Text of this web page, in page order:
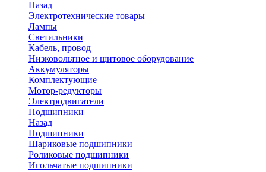
Назад
Электротехнические товары
Лампы
Светильники
Кабель, провод
Низковольтное и щитовое оборудование
Аккумуляторы
Комплектующие
Мотор-редукторы
Электродвигатели
Подшипники
Назад
Подшипники
Шариковые подшипники
Роликовые подшипники
Игольчатые подшипники